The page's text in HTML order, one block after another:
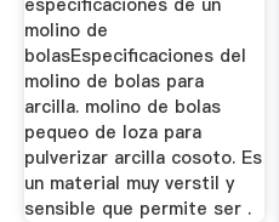
molino de
bolasEspecificaciones del
molino de bolas para
arcilla. molino de bolas
pequeo de loza para
pulverizar arcilla cosoto. Es
un material muy verstil y
sensible que permite ser .